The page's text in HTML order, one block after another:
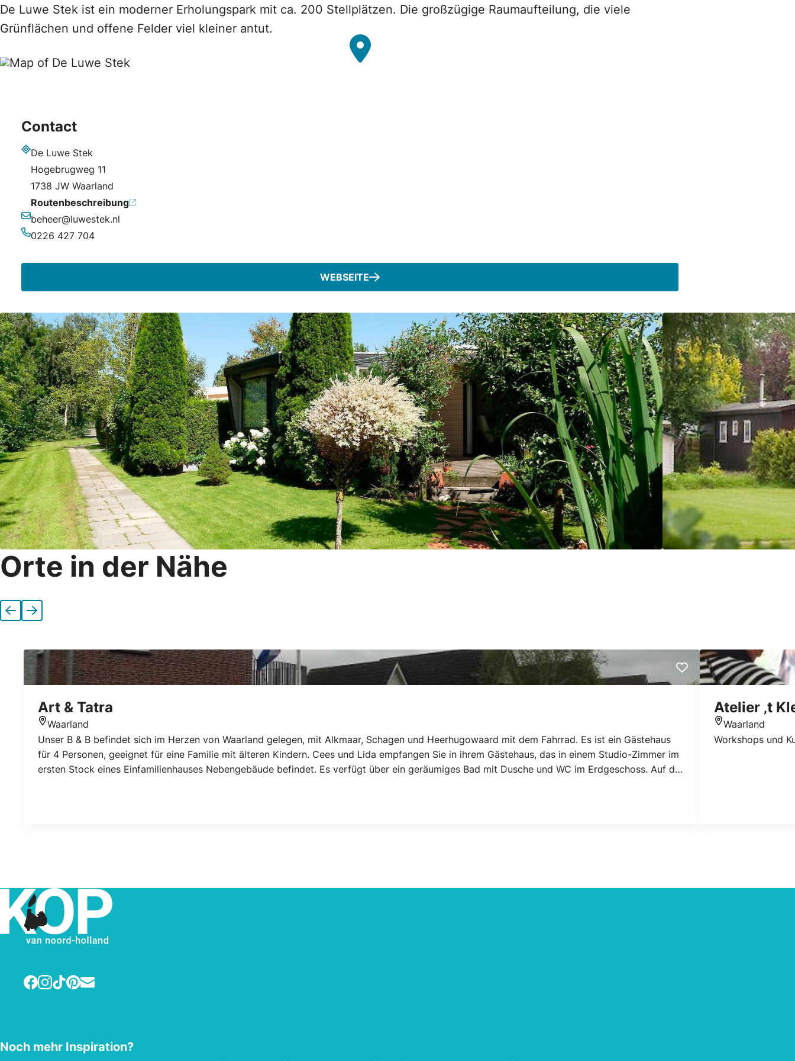
De Luwe Stek ist ein moderner Erholungspark mit ca. 200 Stellplätzen. Die großzügige Raumaufteilung, die viele
Grünflächen und offene Felder viel kleiner antut.
Contact
De Luwe Stek
Hogebrugweg 11
1738 JW Waarland
Routenbeschreibung
E-Mail-Adresse
beheer@luwestek.nl
0226 427 704
WEBSEITE
Orte in der Nähe
Vorherige
Nächste
Art & Tatra
Standort
Waarland
Unser B & B befindet sich im Herzen von Waarland gelegen, mit Alkmaar, Schagen und Heerhugowaard mit dem Fahrrad. Es ist ein Gästehaus
für 4 Personen, geeignet für eine Familie mit älteren Kindern. Cees und Lida empfangen Sie in ihrem Gästehaus, das in einem Studio-Zimmer im
ersten Stock eines Einfamilienhauses Nebengebäude befindet. Es verfügt über ein geräumiges Bad mit Dusche und WC im Erdgeschoss. Auf der
Atelier ‚t
Standort
Waarland
Workshops und
Facebook
Instagram
TikTok
Pinterest
E-mail
Noch mehr Inspiration?